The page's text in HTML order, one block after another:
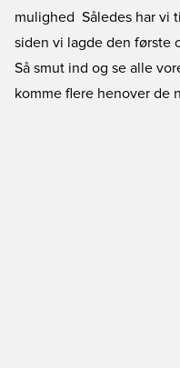
mulighed  Således har
siden vi lagde den første
Så smut ind og se alle
komme flere henover de